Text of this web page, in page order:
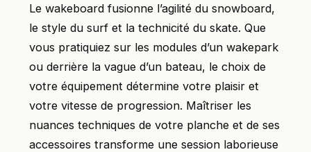
Le wakeboard fusionne l’agilité du snowboard,
le style du surf et la technicité du skate. Que
vous pratiquiez sur les modules d’un wakepark
ou derrière la vague d’un bateau, le choix de
votre équipement détermine votre plaisir et
votre vitesse de progression. Maîtriser les
nuances techniques de votre planche et de ses
accessoires transforme une session laborieuse